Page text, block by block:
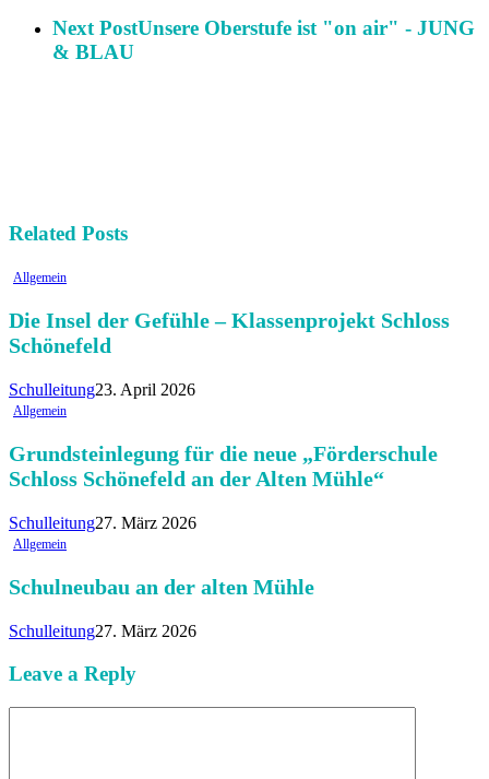
Next PostUnsere Oberstufe ist "on air" - JUNG
& BLAU
Related Posts
Allgemein
Die Insel der Gefühle – Klassenprojekt Schloss
Schönefeld
Schulleitung23. April 2026
Allgemein
Grundsteinlegung für die neue „Förderschule
Schloss Schönefeld an der Alten Mühle“
Schulleitung27. März 2026
Allgemein
Schulneubau an der alten Mühle
Schulleitung27. März 2026
Leave a Reply